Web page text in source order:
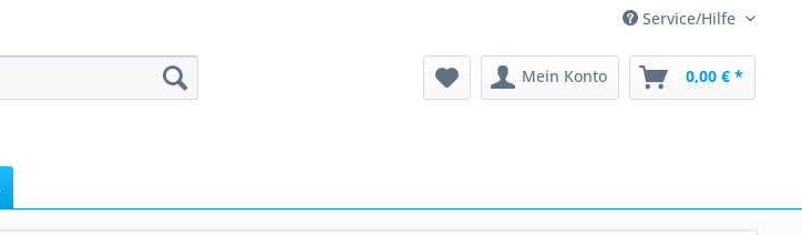
Service/Hilfe
Mein Konto 0,00 € *